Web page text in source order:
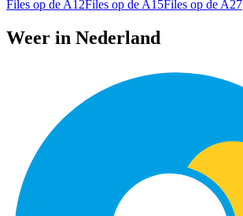
Files op de A12Files op de A15Files op de A27
Weer in Nederland